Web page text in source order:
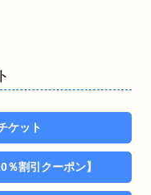
ケット
割引クーポン】